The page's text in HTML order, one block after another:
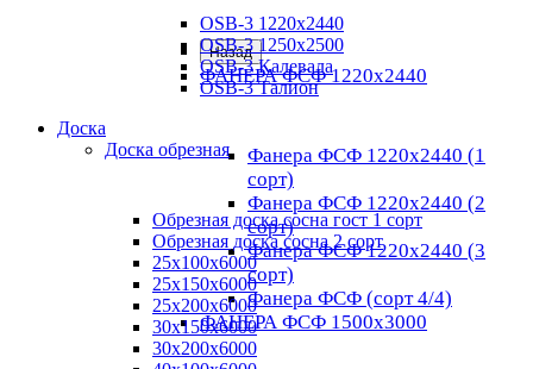
Назад
ФАНЕРА ФСФ 1220х2440
Фанера ФСФ 1220х2440 (1
сорт)
Фанера ФСФ 1220х2440 (2
сорт)
Фанера ФСФ 1220х2440 (3
сорт)
Фанера ФСФ (сорт 4/4)
ФАНЕРА ФСФ 1500х3000
OSB-3 1220х2440
OSB-3 1250х2500
OSB-3 Калевала
OSB-3 Талион
Доска
Доска обрезная
Обрезная доска сосна гост 1 сорт
Обрезная доска сосна 2 сорт
25х100х6000
25х150х6000
25х200х6000
30х150х6000
30х200х6000